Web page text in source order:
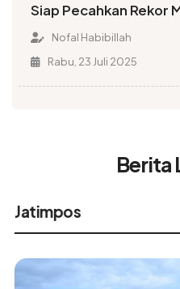
Siap Pecahkan Rekor
Nofal Habibillah
Rabu, 23 Juli 2025
Berita
Alinea